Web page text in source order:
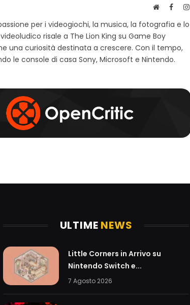
S
t
o
w
e
F
c
b
o
I
per i videogiochi, la musica, la fotografia e lo
risale a The Lion King su Game Boy
una curiosità destinata a crescere. Con il tempo,
le console di casa Sony, Microsoft e Nintendo.
ULTIME NEWS
Little Corners in Arrivo su
Nintendo Switch e...
7 Agosto 2026